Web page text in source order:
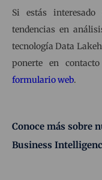
Si estás
tendencias en
tecnología Data
ponerte en
formulario web.
Conoce más sobre
Business